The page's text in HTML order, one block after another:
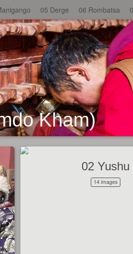
05 Derge 06 Rombatsa
Kham)
02 Yushu
14 images